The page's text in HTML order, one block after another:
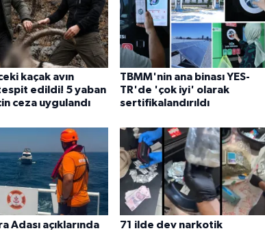
kaçak avın
edildi! 5 yaban
ceza uygulandı
TBMM'nin ana binası YES-
TR'de 'çok iyi' olarak
sertifikalandırıldı
Adası açıklarında
71 ilde dev narkotik